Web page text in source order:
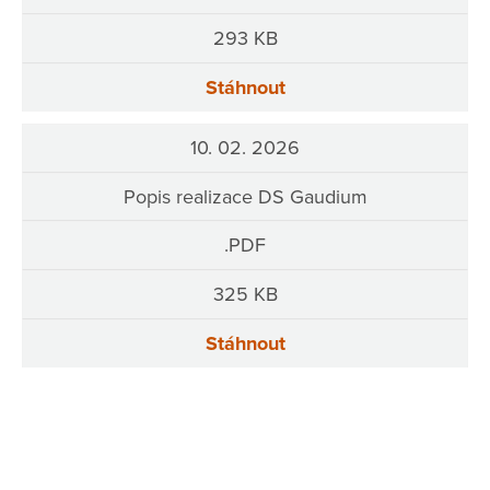
293 KB
Stáhnout
10. 02. 2026
Popis realizace DS Gaudium
.PDF
325 KB
Stáhnout